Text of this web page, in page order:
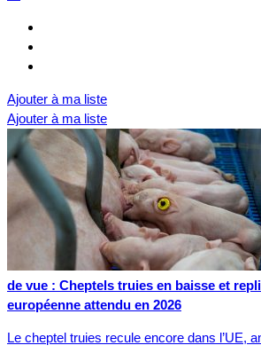
Ajouter à ma liste
Ajouter à ma liste
de vue : Cheptels truies en baisse et
européenne attendu en 2026
Le cheptel truies recule encore dans l’UE,